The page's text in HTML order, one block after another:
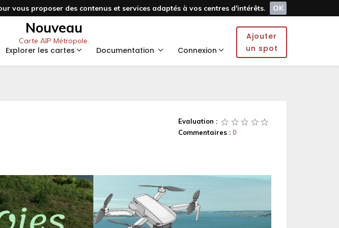
vous proposer des contenus et services adaptés à vos centres d'intérêts.
OK
Nouveau
Carte AIP Métropole.
Explorer les cartes Documentation Connexion
Ajouter
un spot
Evaluation :
Commentaires : 0